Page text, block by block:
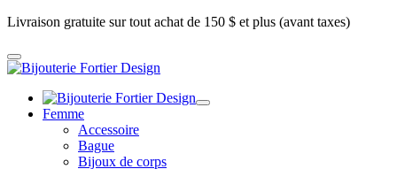
Livraison gratuite sur tout achat de 150 $ et plus (avant taxes)
Femme
Accessoire
Bague
Bijoux de corps